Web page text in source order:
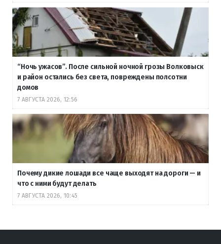
“Ночь ужасов”. После сильной ночной грозы Волковыск
и район остались без света, повреждены полсотни
домов
7 АВГУСТА 2026, 12:56
Почему дикие лошади все чаще выходят на дороги — и
что с ними будут делать
7 АВГУСТА 2026, 10:45